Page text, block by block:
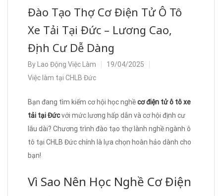
Đào Tạo Thợ Cơ Điện Tử Ô Tô
Xe Tải Tại Đức – Lương Cao,
Định Cư Dễ Dàng
By Lao Động Việc Làm
19/04/2025
Việc làm tại CHLB Đức
Bạn đang tìm kiếm cơ hội học nghềcơ điện tử ô tô xe
tải tại Đứcvới mức lương hấp dẫn và cơ hội định cư
lâu dài? Chương trình đào tạo thợ lành nghề ngành ô
tô tại CHLB Đức chính là lựa chọn hoàn hảo dành cho
bạn!
Vì Sao Nên Học Nghề Cơ Điện